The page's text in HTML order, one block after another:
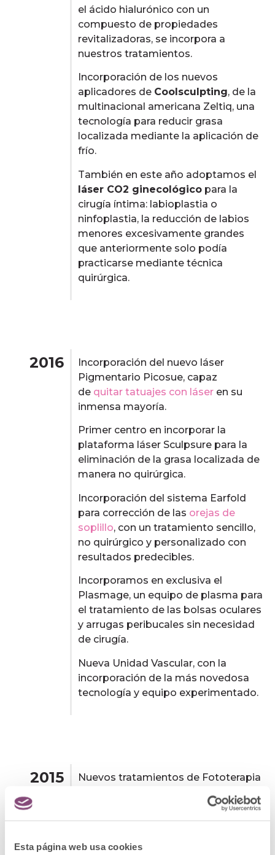
Esta página web usa cookies
el ácido hialurónico con un
compuesto de propiedades
revitalizadoras, se incorpora a
nuestros tratamientos.
Incorporación de los nuevos
aplicadores de Coolsculpting, de la
multinacional americana Zeltiq, una
tecnología para reducir grasa
localizada mediante la aplicación de
frío.
También en este año adoptamos el
láser CO2 ginecológico para la
cirugía íntima: labioplastia o
ninfoplastia, la reducción de labios
menores excesivamente grandes
que anteriormente solo podía
practicarse mediante técnica
quirúrgica.
2016
Incorporación del nuevo láser
Pigmentario Picosue, capaz
de quitar tatuajes con láser en su
inmensa mayoría.
Primer centro en incorporar la
plataforma láser Sculpsure para la
eliminación de la grasa localizada de
manera no quirúrgica.
Incorporación del sistema Earfold
para corrección de las orejas de
soplillo, con un tratamiento sencillo,
no quirúrgico y personalizado con
resultados predecibles.
Incorporamos en exclusiva el
Plasmage, un equipo de plasma para
el tratamiento de las bolsas oculares
y arrugas peribucales sin necesidad
de cirugía.
Nueva Unidad Vascular, con la
incorporación de la más novedosa
tecnología y equipo experimentado.
2015
Nuevos tratamientos de Fototerapia
potenciar tratamientos estéticos y
quirúrgicos